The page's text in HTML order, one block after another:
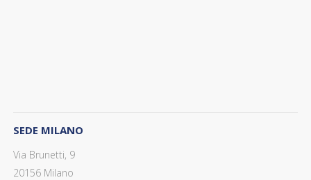
SEDE MILANO
Via Brunetti, 9
20156 Milano